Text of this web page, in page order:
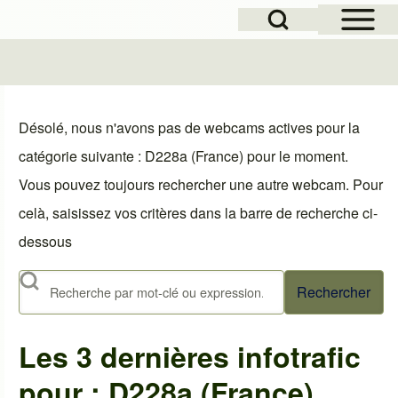
Open Sidebar
Open Search Block
Désolé, nous n'avons pas de webcams actives pour la
catégorie suivante : D228a (France) pour le moment.
Vous pouvez toujours rechercher une autre webcam. Pour
celà, saisissez vos critères dans la barre de recherche ci-
dessous
Rechercher
Les 3 dernières infotrafic